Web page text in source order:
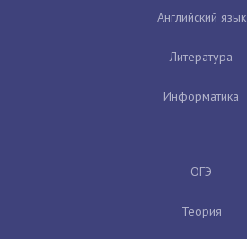
Английский язык
Литература
Информатика
ОГЭ
Теория